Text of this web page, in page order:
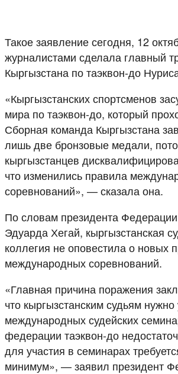
Такое заявление сегодня, 12
журналистами сделала главный
Кыргызстана по таэквон-до
«Кыргызстанских спортсменов
мира по таэквон-до, который
Сборная команда Кыргызстана
лишь две бронзовые медали,
кыргызстанцев
что изменились правила
соревнований», — сказала она.
По словам президента
Эдуарда Хегай, кыргызстанская
коллегия не оповестила о новых
международных соревнований.
«Главная причина поражения
что кыргызстанским судьям нужно
международных судейских
федерации таэквон-до
для участия в семинарах
минимум», — заявил президент